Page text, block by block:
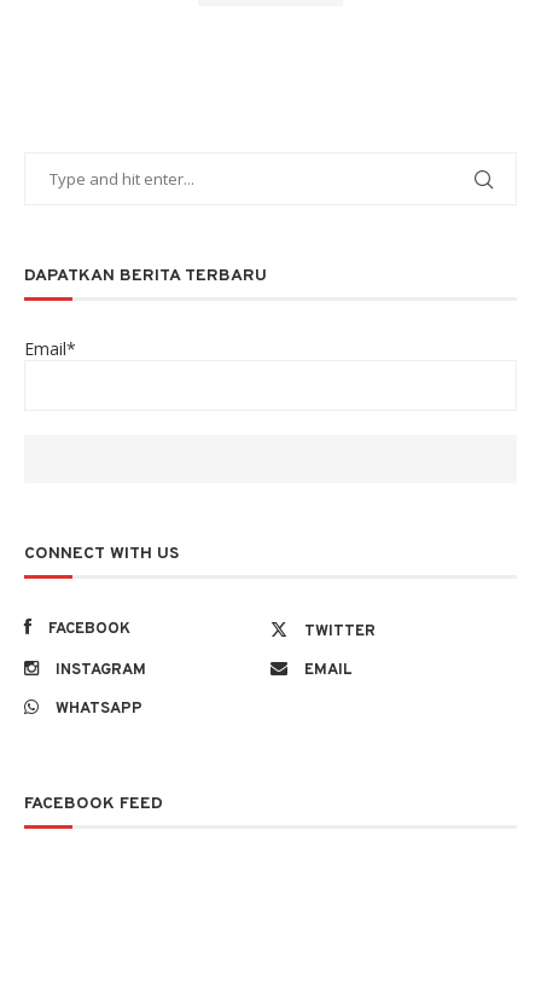
DAPATKAN BERITA TERBARU
Email*
CONNECT WITH US
FACEBOOK
TWITTER
INSTAGRAM
EMAIL
WHATSAPP
FACEBOOK FEED